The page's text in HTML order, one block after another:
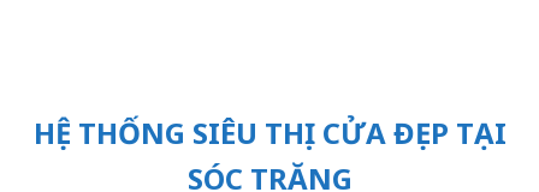
HỆ THỐNG SIÊU THỊ CỬA ĐẸP TẠI
SÓC TRĂNG